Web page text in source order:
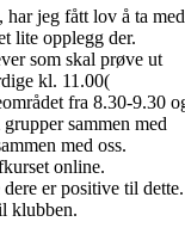
jeg fått lov å ta med
lite opplegg der.
som skal prøve ut
kl. 11.00(
fra 8.30-9.30
sammen med
med oss.
online.
er positive til dette.
klubben.